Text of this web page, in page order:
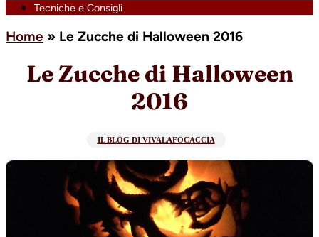
Tecniche e Consigli
Home » Le Zucche di Halloween 2016
Le Zucche di Halloween
2016
IL BLOG DI VIVALAFOCACCIA